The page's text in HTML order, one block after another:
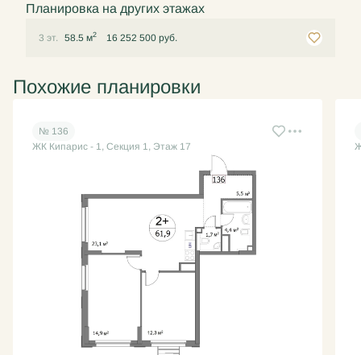
Планировка на других этажах
3 эт. 58.5 м2 16 252 500 руб.
Похожие планировки
№ 136
ЖК Кипарис - 1, Секция 1, Этаж 17